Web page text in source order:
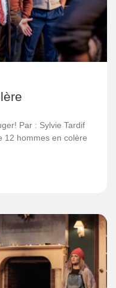
Par : Sylvie Tardif
12 hommes en colère